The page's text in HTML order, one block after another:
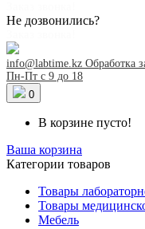
Не дозвонились?
info@labtime.kz Обработка
Пн-Пт с 9 до 18
0
В корзине пусто!
Ваша корзина
Категории товаров
Товары
Товары
Мебель